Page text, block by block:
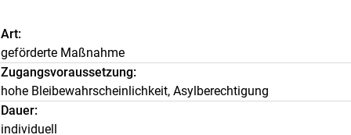
Art
geförderte Maßnahme
Zugangsvoraussetzung
hohe Bleibewahrscheinlichkeit, Asylberechtigung
Dauer
individuell